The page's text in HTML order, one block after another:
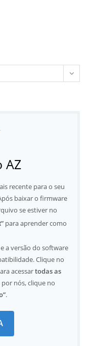
AZ
recente para o seu
baixar o firmware
se estiver no
para aprender como
a versão do software
Clique no
acessartodas as
nós, clique no
.